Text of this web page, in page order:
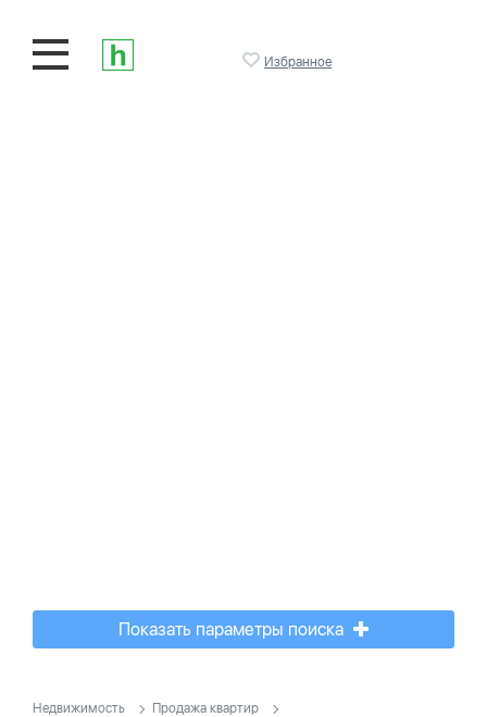
Избранное
Показать параметры поиска
Недвижимость
Продажа квартир